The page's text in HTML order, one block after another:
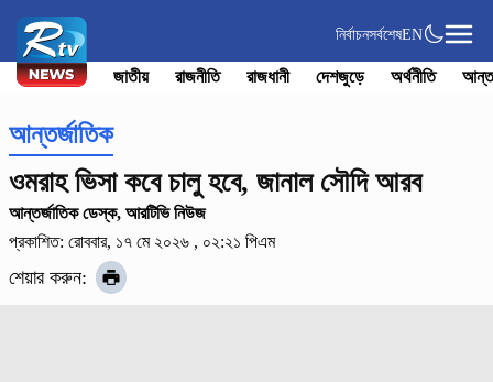
নির্বাচনসর্বশেষEN
জাতীয় রাজনীতি রাজধানী দেশজুড়ে অর্থনীতি
আন্তর্জাতিক
ওমরাহ ভিসা কবে চালু হবে, জানাল সৌদি আরব
আন্তর্জাতিক ডেস্ক, আরটিভি নিউজ
প্রকাশিত: রোববার, ১৭ মে ২০২৬ , ০২:২১ পিএম
শেয়ার করুন: